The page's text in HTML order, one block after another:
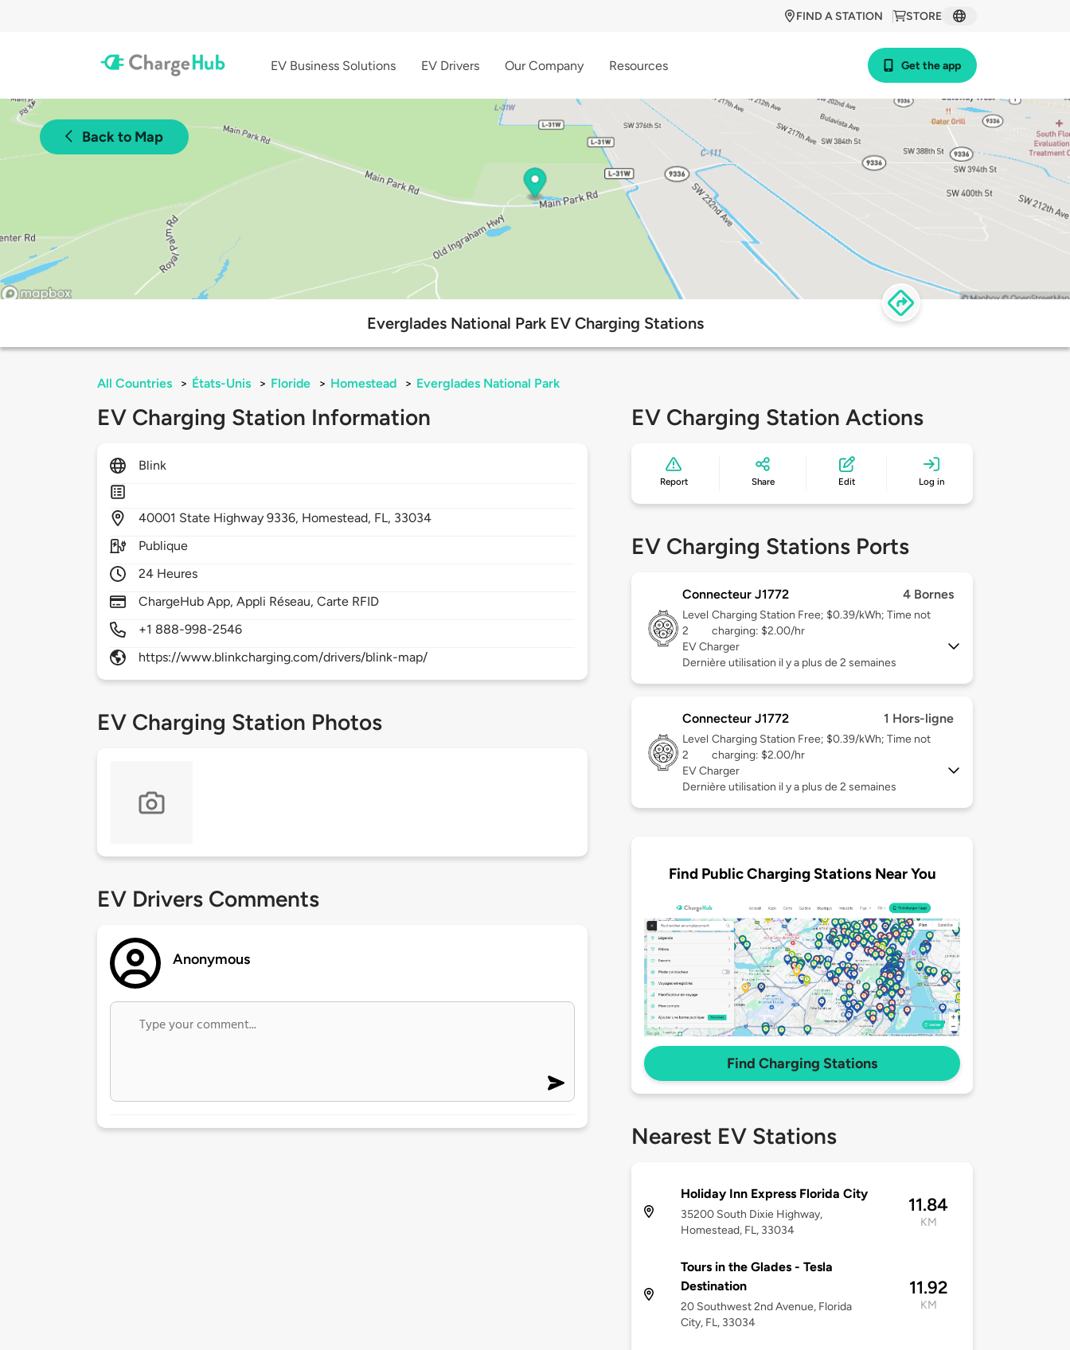
STORE
FIND A STATION
EV Business Solutions EV Drivers Our Company Resources Get the app
Back to Map
Everglades National Park EV Charging Stations
All Countries > États-Unis > Floride > Homestead > Everglades National Park
EV Charging Station Information
Blink
40001 State Highway 9336, Homestead, FL, 33034
Publique
24 Heures
ChargeHub App, Appli Réseau, Carte RFID
+1 888-998-2546
https://www.blinkcharging.com/drivers/blink-map/
EV Charging Station Photos
EV Drivers Comments
Anonymous
EV Charging Station Actions
Report Share Edit Log in
EV Charging Stations Ports
Connecteur J1772 4 Bornes
Level
2
Charging Station Free; $0.39/kWh; Time not
charging: $2.00/hr
EV Charger
Dernière utilisation il y a plus de 2 semaines
Connecteur J1772 1 Hors-ligne
Level
2
Charging Station Free; $0.39/kWh; Time not
charging: $2.00/hr
EV Charger
Dernière utilisation il y a plus de 2 semaines
Find Public Charging Stations Near You
Find Charging Stations
Nearest EV Stations
Holiday Inn Express Florida City
35200 South Dixie Highway,
Homestead, FL, 33034
11.84
KM
Tours in the Glades - Tesla
Destination
20 Southwest 2nd Avenue, Florida
City, FL, 33034
11.92
KM